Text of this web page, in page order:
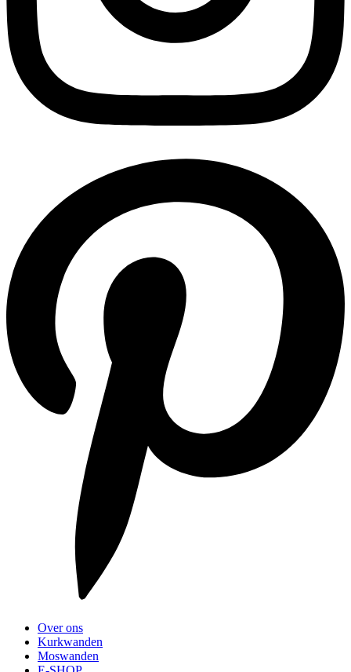
Over ons
Kurkwanden
Moswanden